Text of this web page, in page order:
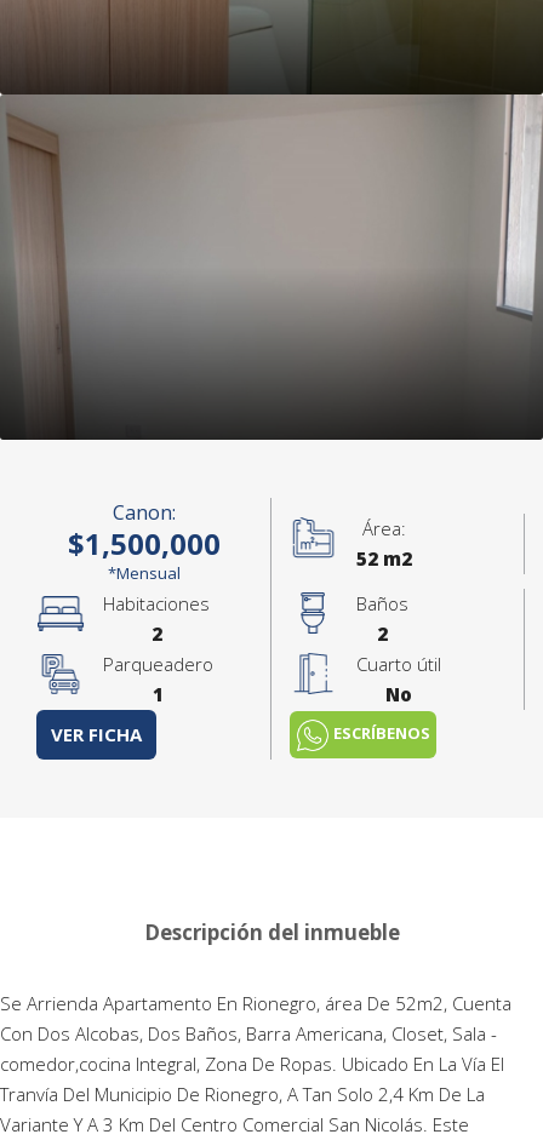
Canon:
$1,500,000
*Mensual
Área:
52 m2
Habitaciones
2
Baños
2
Parqueadero
1
Cuarto útil
No
VER FICHA
ESCRÍBENOS
Descripción del inmueble
Se Arrienda Apartamento En Rionegro, área De 52m2, Cuenta
Con Dos Alcobas, Dos Baños, Barra Americana, Closet, Sala -
comedor,cocina Integral, Zona De Ropas. Ubicado En La Vía El
Tranvía Del Municipio De Rionegro, A Tan Solo 2,4 Km De La
Variante Y A 3 Km Del Centro Comercial San Nicolás. Este